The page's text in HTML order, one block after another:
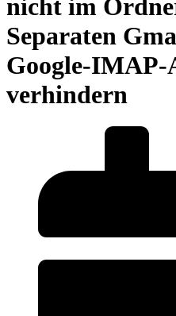
nicht im Ordner
Separaten
Google-IMAP-
verhindern